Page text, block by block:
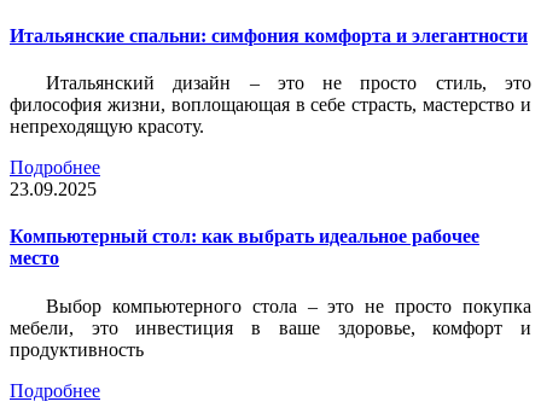
Итальянские спальни: симфония комфорта и элегантности
Итальянский дизайн – это не просто стиль, это
философия жизни, воплощающая в себе страсть, мастерство и
непреходящую красоту.
Подробнее
23.09.2025
Компьютерный стол: как выбрать идеальное рабочее
место
Выбор компьютерного стола – это не просто покупка
мебели, это инвестиция в ваше здоровье, комфорт и
продуктивность
Подробнее